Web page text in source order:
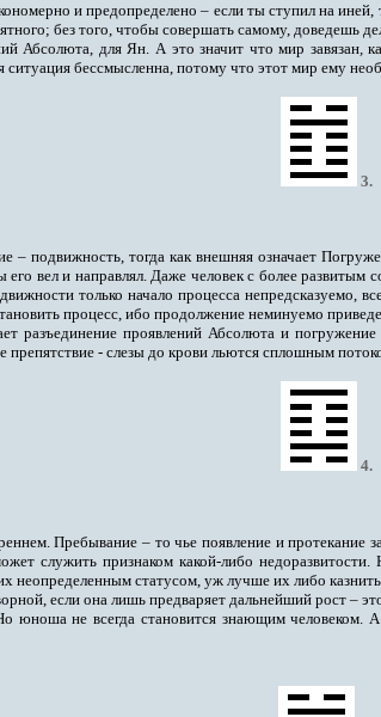
и предопределено – если ты ступил на
без того, чтобы совершать самому, доведешь
Абсолюта, для Ян. А это значит что мир завязан,
ситуация бессмысленна, потому что этот мир ему
3.
– подвижность, тогда как внешняя означает
вел и направлял. Даже человек с более
только начало процесса непредсказуемо,
процесс, ибо продолжение неминуемо
разъединение проявлений Абсолюта и
препятствие - слезы до крови льются сплошным
4.
Пребывание – то чье появление и протекание
служить признаком какой-либо
неопределенным статусом, уж лучше их либо
если она лишь предваряет дальнейший рост –
юноша не всегда становится знающим